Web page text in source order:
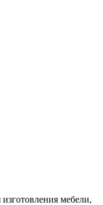
мебели,